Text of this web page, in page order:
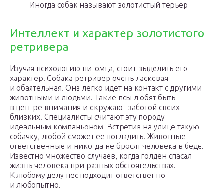
Иногда собак называют золотистый терьер
Интеллект и характер золотистого
ретривера
Изучая психологию питомца, стоит выделить его
характер. Собака ретривер очень ласковая
и обаятельная. Она легко идет на контакт с другими
животными и людьми. Такие псы любят быть
в центре внимания и окружают заботой своих
близких. Специалисты считают эту породу
идеальным компаньоном. Встретив на улице такую
собачку, любой сможет ее погладить. Животные
ответственные и никогда не бросят человека в беде.
Известно множество случаев, когда голден спасал
жизнь человека при разных обстоятельствах.
К любому делу пес подходит ответственно
и любопытно.